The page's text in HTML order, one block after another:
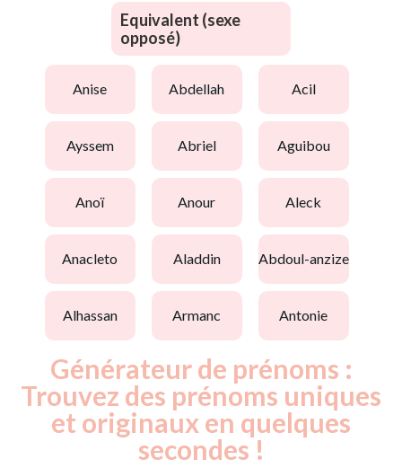
Equivalent (sexe
opposé)
anise abdellah acil
ayssem abriel aguibou
anoï anour aleck
anacleto aladdin abdoul-anzize
alhassan armanc antonie
Générateur de prénoms :
Trouvez des prénoms uniques
et originaux en quelques
secondes !